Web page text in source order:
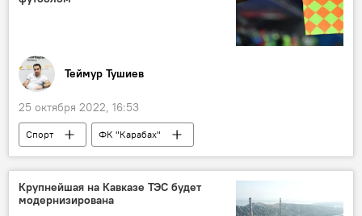
Теймур Тушиев
25 октября 2022, 16:53
Спорт
ФК "Карабах"
Лига Европы УЕФА
матч
арбитр
Гурбан Гурбанов
ФК "Габала"
Дания
Крупнейшая на Кавказе ТЭС будет
модернизирована